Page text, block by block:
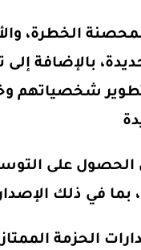
الخطرة،
بالإضافة
تطوير شخصياتهم
الحصول على
بما في ذلك
الحزمة